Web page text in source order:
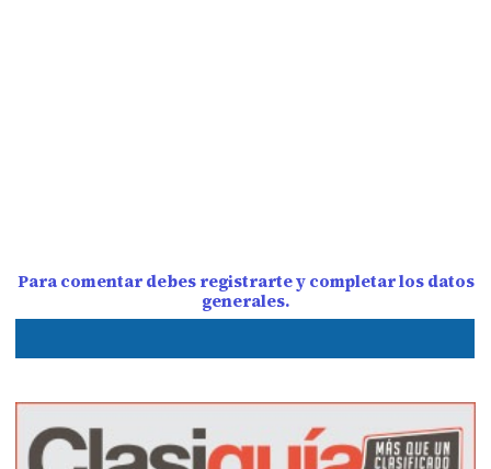
Para comentar debes registrarte y completar los datos
generales.